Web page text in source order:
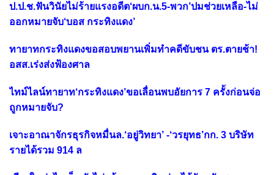
ป.ป.ช.ฟันวินัยไม่ร้ายแรงอดีต‘ผบก.น.5-พวก’ปมช่วยเหลือ-ไม่
ออกหมายจับ‘บอส กระทิงแดง’
ทายาทกระทิงแดงขอสอบพยานเพิ่มทำคดีขับชน ตร.ตายช้า!
อสส.เร่งส่งฟ้องศาล
ไทม์ไลน์ทายาท‘กระทิงแดง’ขอเลื่อนพบอัยการ 7 ครั้งก่อนจ่อ
ถูกหมายจับ?
เจาะอาณาจักรธุรกิจหมื่นล.‘อยู่วิทยา’ -‘วรยุทธ’กก. 3 บริษัท
รายได้รวม 914 ล